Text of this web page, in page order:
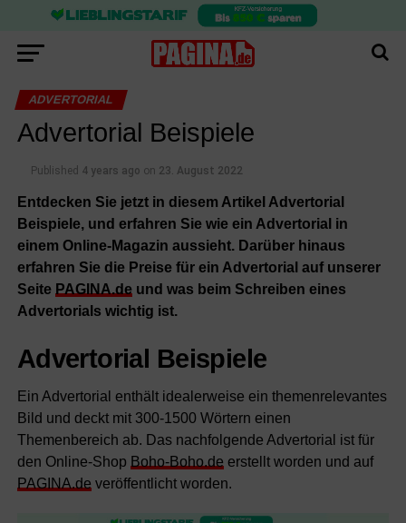
ADVERTORIAL
Advertorial Beispiele
Published 4 years ago on 23. August 2022
Entdecken Sie jetzt in diesem Artikel Advertorial
Beispiele, und erfahren Sie wie ein Advertorial in
einem Online-Magazin aussieht. Darüber hinaus
erfahren Sie die Preise für ein Advertorial auf unserer
Seite PAGINA.de und was beim Schreiben eines
Advertorials wichtig ist.
Advertorial Beispiele
Ein Advertorial enthält idealerweise ein themenrelevantes
Bild und deckt mit 300-1500 Wörtern einen
Themenbereich ab. Das nachfolgende Advertorial ist für
den Online-Shop Boho-Boho.de erstellt worden und auf
PAGINA.de veröffentlicht worden.